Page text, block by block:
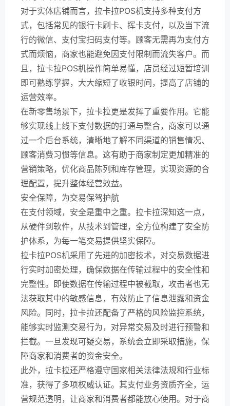
对于实体店铺而言，拉卡拉POS机支持多种支付方
式，包括常见的银行卡刷卡、挥卡支付，以及当下流
行的微信、支付宝扫码支付等。顾客无需再为支付方
式而烦恼，商家也能避免因支付限制而流失客户。而
且，拉卡拉POS机操作简单易懂，店员经过短暂培训
即可熟练掌握，大大缩短了收银时间，提高了店铺的
运营效率。
在新零售场景下，拉卡拉更是发挥了重要作用。它能
够实现线上线下支付数据的打通与整合，商家可以通
过一个后台系统，清晰地了解不同渠道的销售情况、
顾客消费习惯等信息。这有助于商家制定更加精准的
营销策略，优化商品陈列和库存管理，实现资源的合
理配置，提升整体经营效益。
安全保障，为交易保驾护航
在支付领域，安全是重中之重。拉卡拉深知这一点，
从硬件到软件，从技术到管理，全方位构建了安全防
护体系，为每一笔交易提供坚实保障。
拉卡拉POS机采用了先进的加密技术，对交易数据进
行实时加密处理，确保数据在传输过程中的安全性和
完整性。即使数据在传输过程中被截取，攻击者也无
法获取其中的敏感信息，有效防止了信息泄露和资金
风险。同时，拉卡拉还配备了严格的风险监控系统，
能够实时监测交易行为，对异常交易及时进行预警和
拦截。一旦发现可疑交易，系统会立即采取措施，保
障商家和消费者的资金安全。
此外，拉卡拉还严格遵守国家相关法律法规和行业标
准，获得了多项权威认证。其支付业务资质齐全，运
营规范透明，让商家和消费者都能放心使用。对于商